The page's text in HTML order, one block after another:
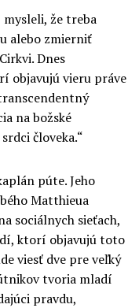
mysleli, že treba
alebo zmierniť
Dnes
objavujú vieru práve
na božské
človeka.“
púte. Jeho
Matthieua
sociálnych sieťach,
ktorí objavujú toto
viesť dve pre veľký
tvoria mladí
pravdu,